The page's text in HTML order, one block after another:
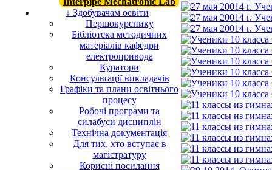
↓ Здобувачам освіти
Першокурснику
Бібліотека методичних
матеріалів кафедри
електропривода
Куратори
Консультації викладачів
Графіки та плани освітнього
процесу
Робочі програми та
силабуси дисциплін
Технічна документація
Для тих, хто вступає в
магістратуру
Корисні посилання